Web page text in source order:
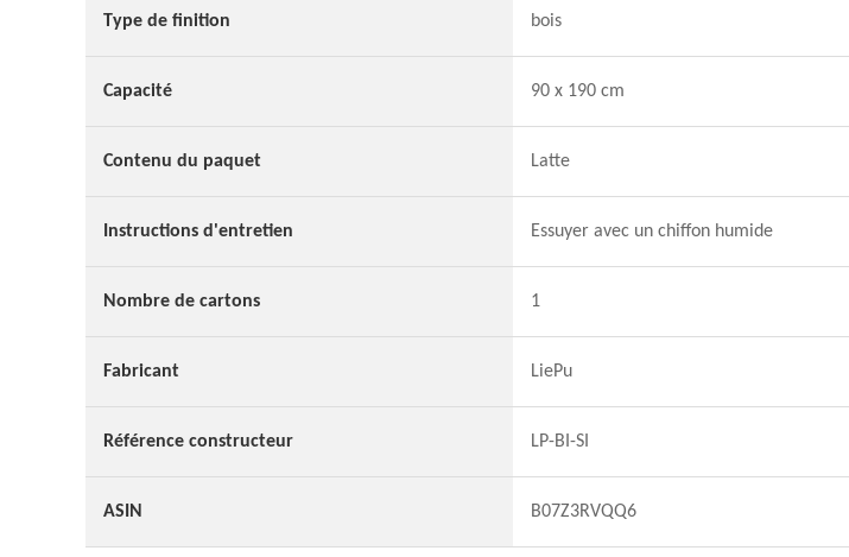
Type de finition bois
Capacité 90 x 190 cm
Contenu du paquet Latte
Instructions d'entretien Essuyer avec un chiffon humide
Nombre de cartons 1
Fabricant LiePu
Référence constructeur LP-BI-SI
ASIN B07Z3RVQQ6